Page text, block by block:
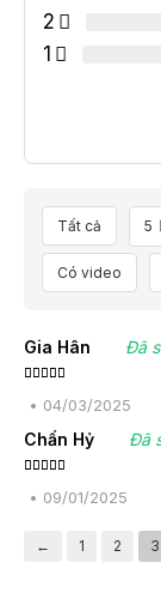
2
1
Tất cả 5
Có video
Gia Hân Đã
hạng 5 5
sao• 04/03/2025
Chấn Hỷ Đã
hạng5 5
sao• 09/01/2025
← 1 2 3